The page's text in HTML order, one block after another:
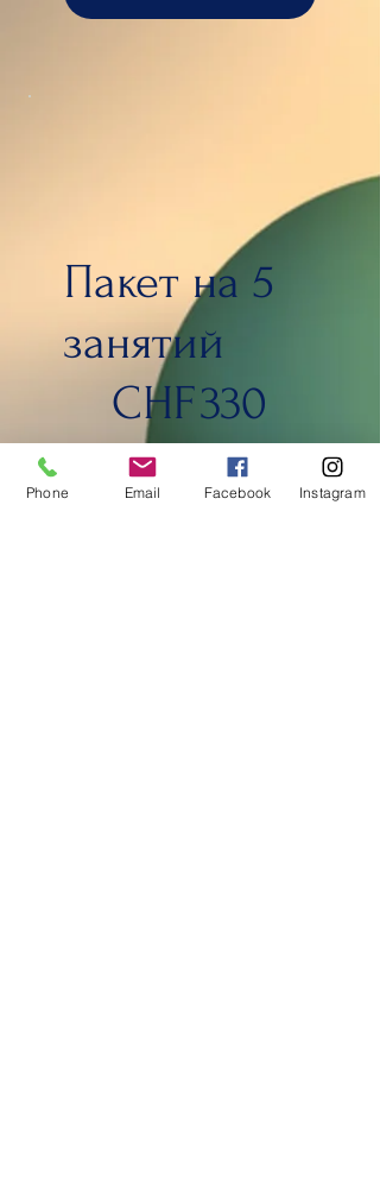
Пакет на 5
занятий
CHF330
Занятие длится 3 часа
Phone Email Facebook Instagram